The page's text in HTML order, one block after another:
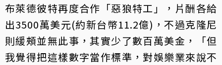
布萊德彼特再度合作「惡狼特工」，片酬各給
出3500萬美元(約新台幣11.2億)，不過克隆尼
則緩頰並無此事，其實少了數百萬美金，「但
我覺得把這樣數字當作標準，對娛樂業來說不